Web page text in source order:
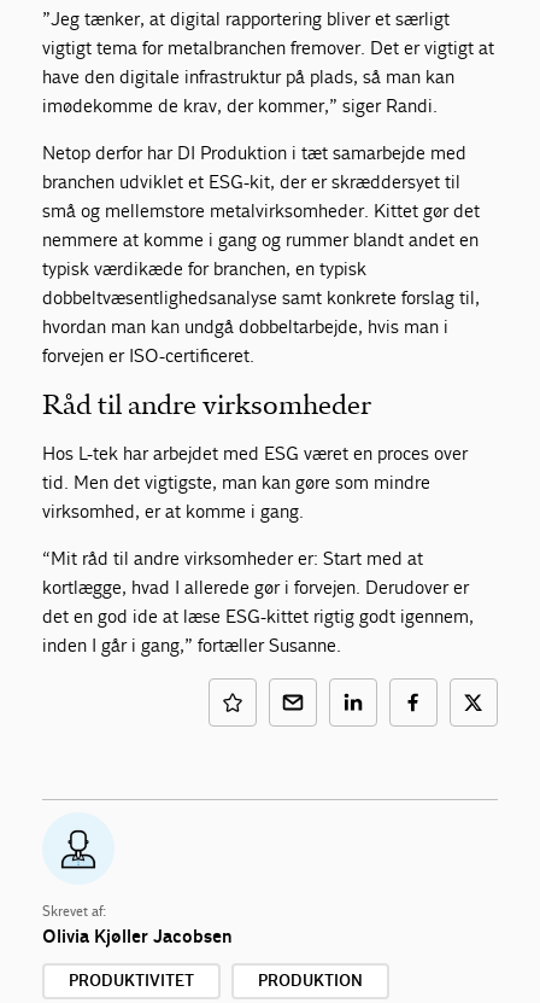
”Jeg tænker, at digital rapportering bliver et særligt
vigtigt tema for metalbranchen fremover. Det er vigtigt at
have den digitale infrastruktur på plads, så man kan
imødekomme de krav, der kommer,” siger Randi.
Netop derfor har DI Produktion i tæt samarbejde med
branchen udviklet et ESG-kit, der er skræddersyet til
små og mellemstore metalvirksomheder. Kittet gør det
nemmere at komme i gang og rummer blandt andet en
typisk værdikæde for branchen, en typisk
dobbeltvæsentlighedsanalyse samt konkrete forslag til,
hvordan man kan undgå dobbeltarbejde, hvis man i
forvejen er ISO-certificeret.
Råd til andre virksomheder
Hos L-tek har arbejdet med ESG været en proces over
tid. Men det vigtigste, man kan gøre som mindre
virksomhed, er at komme i gang.
“Mit råd til andre virksomheder er: Start med at
kortlægge, hvad I allerede gør i forvejen. Derudover er
det en god ide at læse ESG-kittet rigtig godt igennem,
inden I går i gang,” fortæller Susanne.
Skrevet af:
Olivia Kjøller Jacobsen
PRODUKTIVITET PRODUKTION